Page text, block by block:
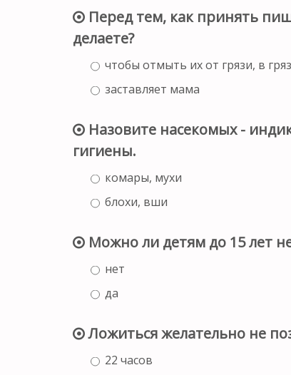
Перед тем, как принять
делаете?
чтобы отмыть их от грязи, в
заставляет мама
Назовите насекомых -
гигиены.
комары, мухи
блохи, вши
Можно ли детям до 15 лет
нет
да
Ложиться желательно не
22 часов